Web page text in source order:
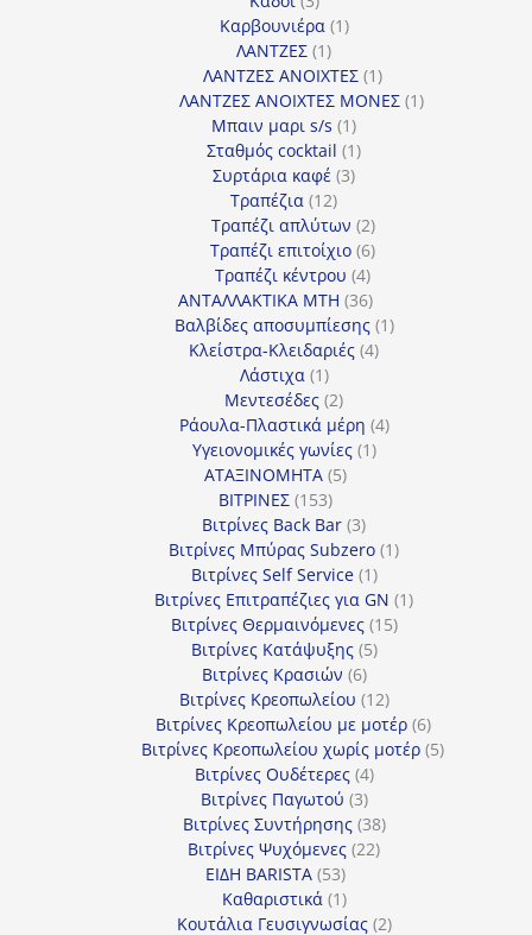
προϊόντα
Καρβουνιέρα 11
ΛΑΝΤΖΕΣ 11
προϊόν
ΛΑΝΤΖΕΣ ΑΝΟΙΧΤΕΣ 11
προϊόν
ΛΑΝΤΖΕΣ ΑΝΟΙΧΤΕΣ ΜΟΝΕΣ 11
Μπαιν μαρι s/s 11
προϊόν
Σταθμός cocktail 11
Συρτάρια καφέ 33
Τραπέζια 1212
προϊόντα
Τραπέζι απλύτων 22
προϊόντα
Τραπέζι επιτοίχιο 66
προϊόντα
Τραπέζι κέντρου 44
προϊόντα
ΑΝΤΑΛΛΑΚΤΙΚΑ MTH 3636
προϊόντα
Βαλβίδες αποσυμπίεσης 11
Κλείστρα-Κλειδαριές 44
Λάστιχα 11
προϊόν
Μεντεσέδες 22
προϊόντα
Ράουλα-Πλαστικά μέρη 44
Υγειονομικές γωνίες 11
ΑΤΑΞΙΝΟΜΗΤΑ 55
ΒΙΤΡΙΝΕΣ 153153
προϊόντα
Βιτρίνες Back Bar 33
προϊόντα
Βιτρίνες Mπύρας Subzero 11
Βιτρίνες Self Service 11
προϊόν
Βιτρίνες Επιτραπέζιες για GN 11
Βιτρίνες Θερμαινόμενες 1515
Βιτρίνες Κατάψυξης 55
Βιτρίνες Κρασιών 66
προϊόντα
Βιτρίνες Κρεοπωλείου 1212
προϊόντα
Βιτρίνες Κρεοπωλείου με μοτέρ 66
προϊόντα
Βιτρίνες Κρεοπωλείου χωρίς μοτέρ 55
Βιτρίνες Ουδέτερες 44
προϊόντα
Βιτρίνες Παγωτού 33
προϊόντα
Βιτρίνες Συντήρησης 3838
προϊόντα
Βιτρίνες Ψυχόμενες 2222
ΕΙΔΗ BARISTA 5353
προϊόντα
Καθαριστικά 11
προϊόν
Κουτάλια Γευσιγνωσίας 22